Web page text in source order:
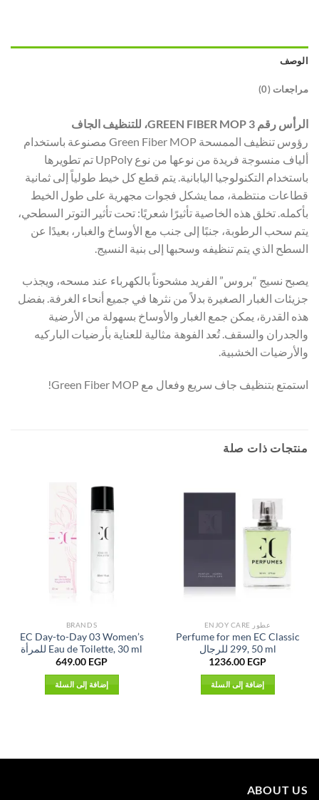
الوصف
مراجعات (0)
الرأس رقم 3 GREEN FIBER MOP، للتنظيف الجاف
رؤوس تنظيف الممسحة Green Fiber MOP مصنوعة باستخدام
ألياف منسوجة فريدة من نوعها من نوع UpPoly تم تطويرها
باستخدام التكنولوجيا اليابانية. يتم قطع كل خيط طولياً إلى ثمانية
قطاعات منتظمة، مما يشكل فجوات مجهرية على طول الخيط
بأكمله. تخلق هذه الخاصية تأثيرًا شعريًا: تحت تأثير التوتر السطحي،
يتم سحب الرطوبة، جنبًا إلى جنب مع الأوساخ والغبار، بعيدًا عن
السطح الذي يتم تنظيفه وسحبها إلى بنية النسيج.
يصبح نسيج “بروس” الفريد مشحوناً بالكهرباء عند مسحه، ويجذب
جزيئات الغبار الصغيرة بدلاً من نثرها في جميع أنحاء الغرفة. بفضل
هذه القدرة، يمكن جمع الغبار والأوساخ بسهولة من الأرضية
والجدران والسقف. تُعد الفوهة مثالية للعناية بأرضيات الباركيه
والأرضيات الخشبية.
استمتع بتنظيف جاف سريع وفعال مع Green Fiber MOP!
منتجات ذات صلة
عطور ENJOY CARE
Perfume for men EC Classic
299, 50 ml للرجال
1236.00 EGP
إضافة إلى السلة
BRANDS
EC Day-to-Day 03 Women’s
Eau de Toilette, 30 ml للمرأة
649.00 EGP
إضافة إلى السلة
ABOUT US